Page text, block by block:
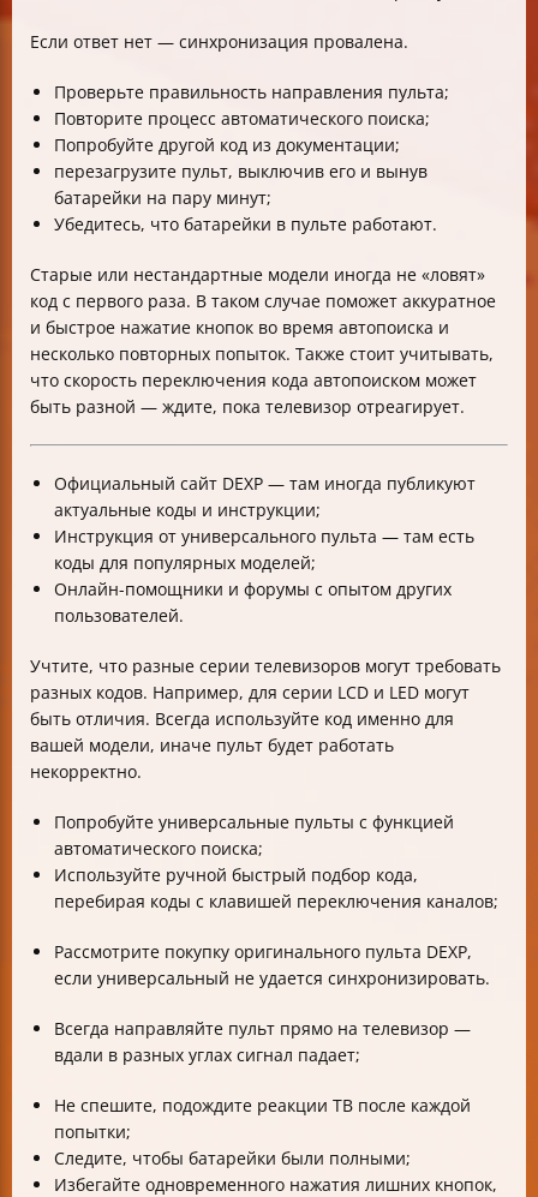
Если ответ нет — синхронизация провалена.
Проверьте правильность направления пульта;
Повторите процесс автоматического поиска;
Попробуйте другой код из документации;
перезагрузите пульт, выключив его и вынув
батарейки на пару минут;
Убедитесь, что батарейки в пульте работают.
Старые или нестандартные модели иногда не «ловят»
код с первого раза. В таком случае поможет аккуратное
и быстрое нажатие кнопок во время автопоиска и
несколько повторных попыток. Также стоит учитывать,
что скорость переключения кода автопоиском может
быть разной — ждите, пока телевизор отреагирует.
Официальный сайт DEXP — там иногда публикуют
актуальные коды и инструкции;
Инструкция от универсального пульта — там есть
коды для популярных моделей;
Онлайн-помощники и форумы с опытом других
пользователей.
Учтите, что разные серии телевизоров могут требовать
разных кодов. Например, для серии LCD и LED могут
быть отличия. Всегда используйте код именно для
вашей модели, иначе пульт будет работать
некорректно.
Попробуйте универсальные пульты с функцией
автоматического поиска;
Используйте ручной быстрый подбор кода,
перебирая коды с клавишей переключения каналов;
Рассмотрите покупку оригинального пульта DEXP,
если универсальный не удается синхронизировать.
Всегда направляйте пульт прямо на телевизор —
вдали в разных углах сигнал падает;
Не спешите, подождите реакции ТВ после каждой
попытки;
Следите, чтобы батарейки были полными;
Избегайте одновременного нажатия лишних кнопок,